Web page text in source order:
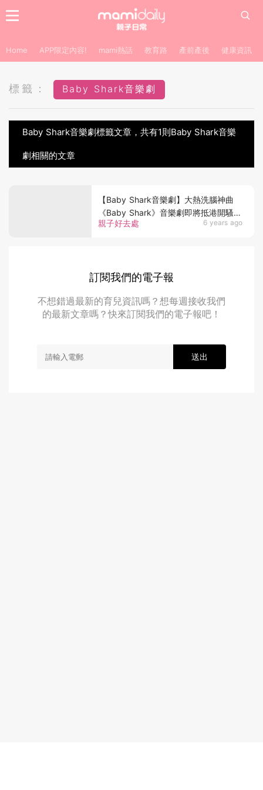
Home APP限定內容! mami熱話 教育路 產前產後 健康資訊
標籤： Baby Shark音樂劇
Baby Shark音樂劇標籤文章，共有1則Baby Shark音樂
劇相關的文章
親子好去處 6 years ago
【Baby Shark音樂劇】大熱洗腦神曲
《Baby Shark》音樂劇即將抵港開騷！
小朋友勁歌熱舞長達65分鐘
訂閱我們的電子報
不想錯過最新的育兒資訊嗎？想每週接收我們
的最新文章嗎？快來訂閱我們的電子報吧！
送出